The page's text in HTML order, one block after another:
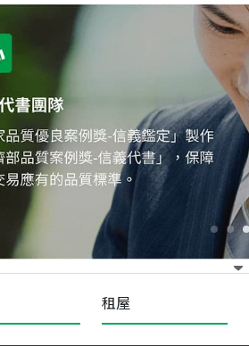
租屋